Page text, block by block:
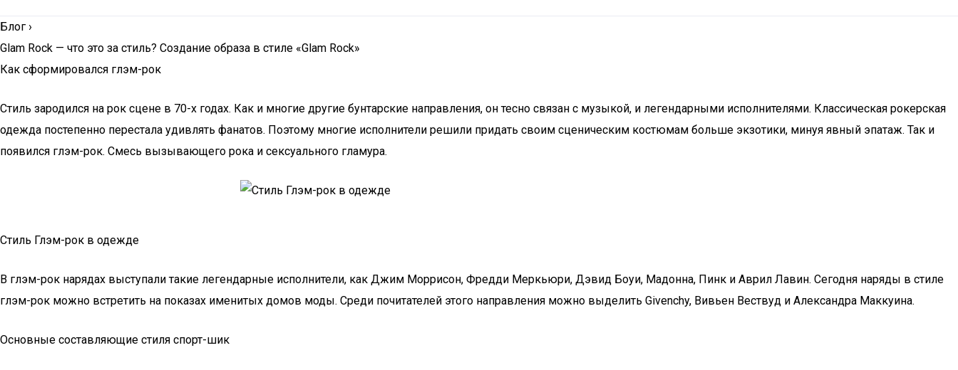
Блог ›
Glam Rock — что это за стиль? Создание образа в стиле «Glam Rock»
Как сформировался глэм-рок
Стиль зародился на рок сцене в 70-х годах. Как и многие другие бунтарские направления, он тесно связан с музыкой, и легендарными исполнителями. Классическая рокерская
одежда постепенно перестала удивлять фанатов. Поэтому многие исполнители решили придать своим сценическим костюмам больше экзотики, минуя явный эпатаж. Так и
появился глэм-рок. Смесь вызывающего рока и сексуального гламура.
Стиль Глэм-рок в одежде
В глэм-рок нарядах выступали такие легендарные исполнители, как Джим Моррисон, Фредди Меркьюри, Дэвид Боуи, Мадонна, Пинк и Аврил Лавин. Сегодня наряды в стиле
глэм-рок можно встретить на показах именитых домов моды. Среди почитателей этого направления можно выделить Givenchy, Вивьен Вествуд и Александра Маккуина.
Основные составляющие стиля спорт-шик